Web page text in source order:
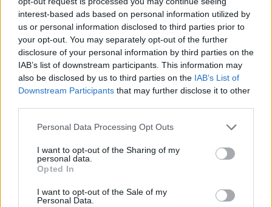
interest-based ads based on personal information utilized by
us or personal information disclosed to third parties prior to
your opt-out. You may separately opt-out of the further
disclosure of your personal information by third parties on the
IAB’s list of downstream participants. This information may
also be disclosed by us to third parties on the IAB’s List of
Downstream Participants that may further disclose it to other
Personal Data Processing Opt Outs
I want to opt-out of the Sharing of my
personal data.
Opted In
I want to opt-out of the Sale of my
Personal Data.
JAV karių paieškos ir
naktį: pateikė daugiau
detalių apie operacijos eigą
(6)
Po